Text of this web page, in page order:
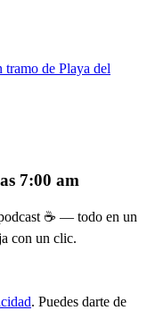
tramo de Playa del
7:00 am
☕ — todo en un
con un clic.
. Puedes darte de